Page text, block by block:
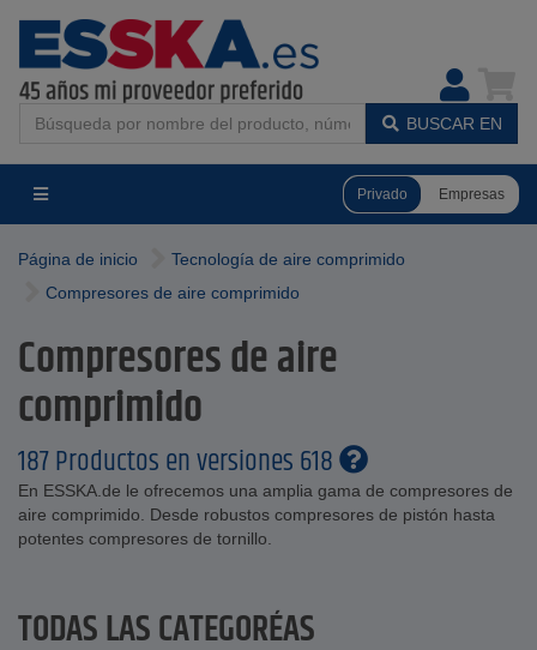
BUSCAR EN
Privado Empresas
Página de inicio
Tecnología de aire comprimido
Compresores de aire comprimido
Compresores de aire
comprimido
187 Productos en versiones 618
En ESSKA.de le ofrecemos una amplia gama de compresores de
aire comprimido. Desde robustos compresores de pistón hasta
potentes compresores de tornillo.
TODAS LAS CATEGORÍAS